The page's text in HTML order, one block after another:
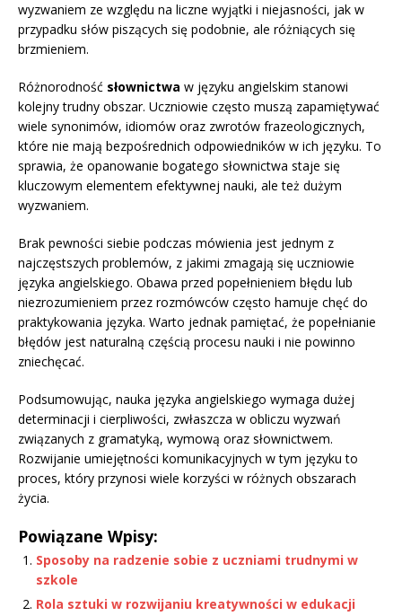
wyzwaniem ze względu na liczne wyjątki i niejasności, jak w
przypadku słów piszących się podobnie, ale różniących się
brzmieniem.
Różnorodność słownictwa w języku angielskim stanowi
kolejny trudny obszar. Uczniowie często muszą zapamiętywać
wiele synonimów, idiomów oraz zwrotów frazeologicznych,
które nie mają bezpośrednich odpowiedników w ich języku. To
sprawia, że opanowanie bogatego słownictwa staje się
kluczowym elementem efektywnej nauki, ale też dużym
wyzwaniem.
Brak pewności siebie podczas mówienia jest jednym z
najczęstszych problemów, z jakimi zmagają się uczniowie
języka angielskiego. Obawa przed popełnieniem błędu lub
niezrozumieniem przez rozmówców często hamuje chęć do
praktykowania języka. Warto jednak pamiętać, że popełnianie
błędów jest naturalną częścią procesu nauki i nie powinno
zniechęcać.
Podsumowując, nauka języka angielskiego wymaga dużej
determinacji i cierpliwości, zwłaszcza w obliczu wyzwań
związanych z gramatyką, wymową oraz słownictwem.
Rozwijanie umiejętności komunikacyjnych w tym języku to
proces, który przynosi wiele korzyści w różnych obszarach
życia.
Powiązane Wpisy:
Sposoby na radzenie sobie z uczniami trudnymi w
szkole
Rola sztuki w rozwijaniu kreatywności w edukacji